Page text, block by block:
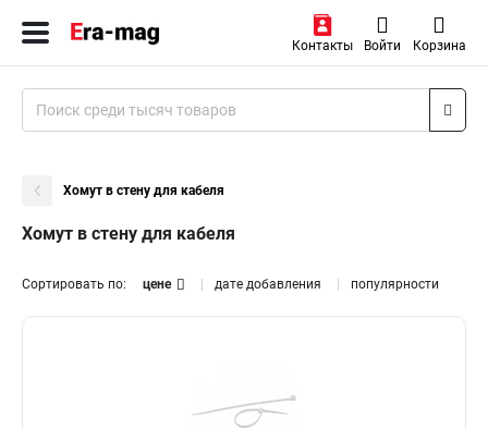
Контакты Войти Корзина
Хомут в стену для кабеля
Хомут в стену для кабеля
Сортировать по: цене дате добавления популярности